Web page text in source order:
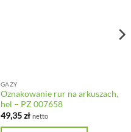
GAZY
Oznakowanie rur na arkuszach,
hel – PZ 007658
49,35zł netto